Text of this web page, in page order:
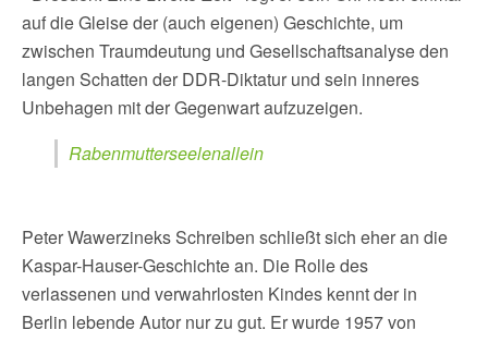
auf die Gleise der (auch eigenen) Geschichte, um
zwischen Traumdeutung und Gesellschaftsanalyse den
langen Schatten der DDR-Diktatur und sein inneres
Unbehagen mit der Gegenwart aufzuzeigen.
Rabenmutterseelenallein
Peter Wawerzineks Schreiben schließt sich eher an die
Kaspar-Hauser-Geschichte an. Die Rolle des
verlassenen und verwahrlosten Kindes kennt der in
Berlin lebende Autor nur zu gut. Er wurde 1957 von